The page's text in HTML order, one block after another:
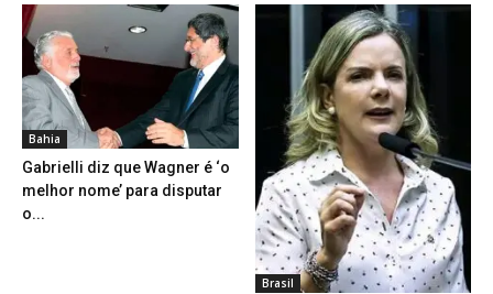
Bahia
Gabrielli diz que Wagner é ‘o
melhor nome’ para disputar
o...
Brasil